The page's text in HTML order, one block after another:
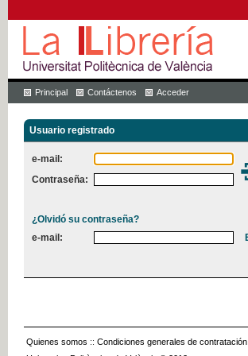
Principal Contáctenos Acceder
Usuario registrado
e-mail:
Contraseña:
¿Olvidó su contraseña?
e-mail:
Quienes somos :: Condiciones generales de contratación